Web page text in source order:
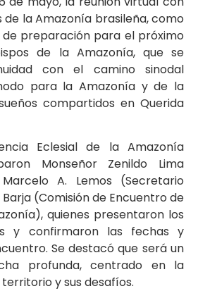
de la Amazonía brasileña, como
preparación para el próximo
de la Amazonía, que se
con el camino sinodal
para la Amazonía y de la
compartidos en Querida
Eclesial de la Amazonía
Monseñor Zenildo Lima
A. Lemos (Secretario
(Comisión de Encuentro de
quienes presentaron los
y confirmaron las fechas y
Se destacó que será un
profunda, centrado en la
y sus desafíos.